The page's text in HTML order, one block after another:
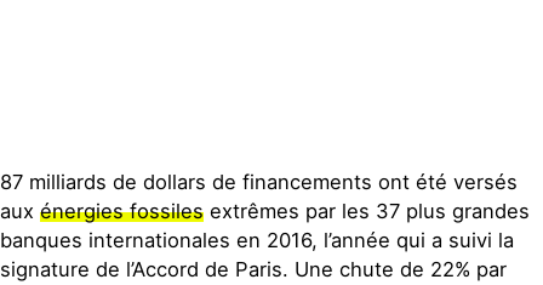
87 milliards de dollars de financements ont été versés
aux énergies fossiles extrêmes par les 37 plus grandes
banques internationales en 2016, l’année qui a suivi la
signature de l’Accord de Paris. Une chute de 22% par